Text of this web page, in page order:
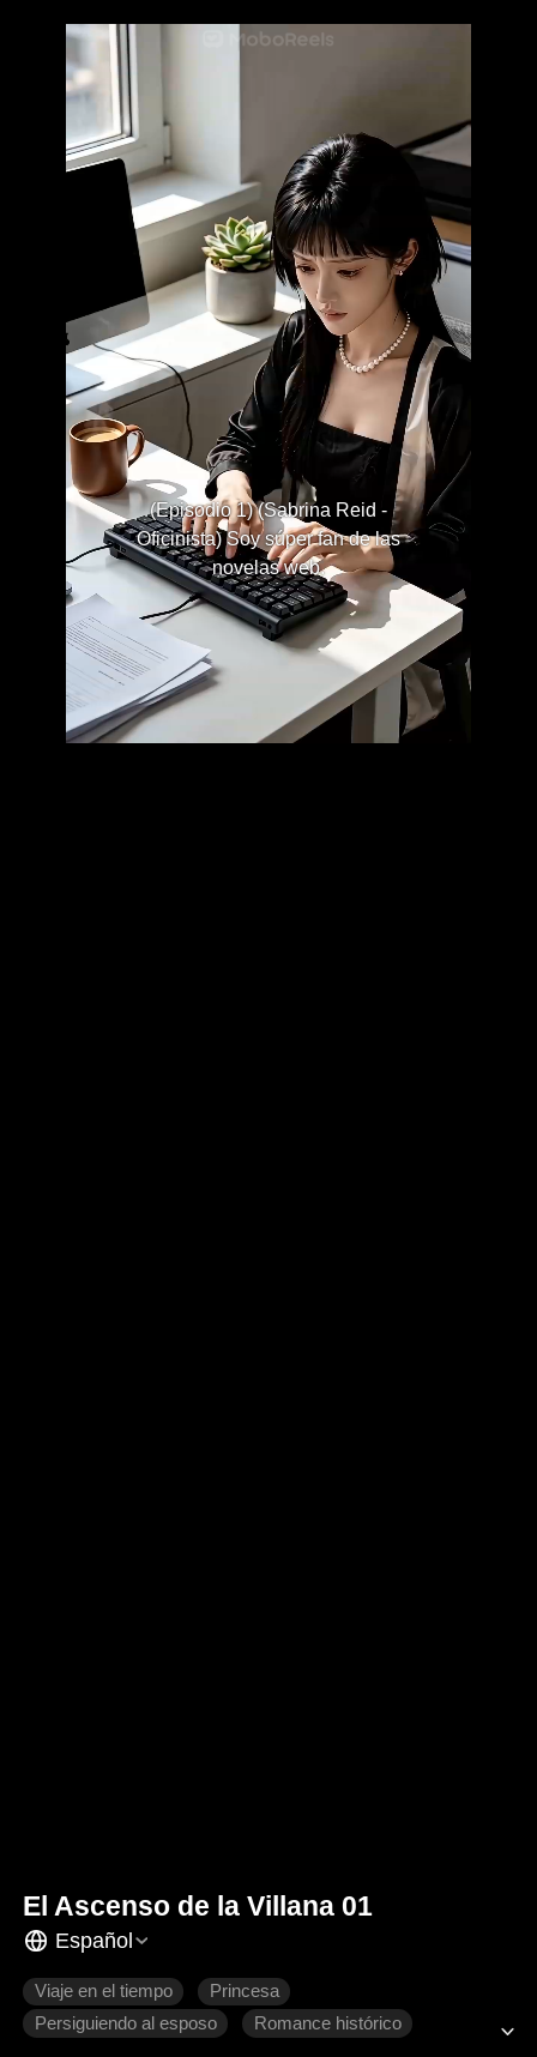
(Episodio 1) (Sabrina Reid -
Oficinista) Soy súper fan de las
novelas web.
El Ascenso de la Villana 01
Español
Viaje en el tiempo
Princesa
Persiguiendo al esposo
Romance histórico